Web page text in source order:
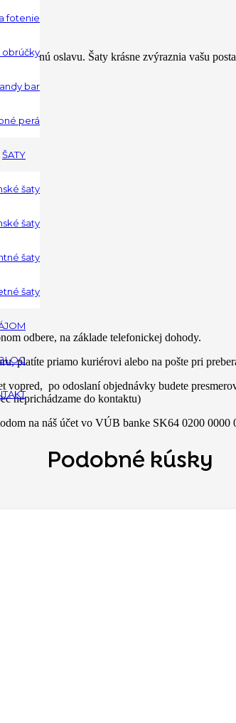
fotenie
obrúčky
bar
perá
ŠATY
šaty
šaty
šaty
šaty
rodinnú oslavu. Šaty krásne zvýraznia vašu
odbere, na základe telefonickej dohody.
platíte priamo kuriérovi alebo na pošte pri
vopred, po odoslaní objednávky budete
neprichádzame do kontaktu)
na náš účet vo VÚB banke SK64 0200
Podobné kúsky